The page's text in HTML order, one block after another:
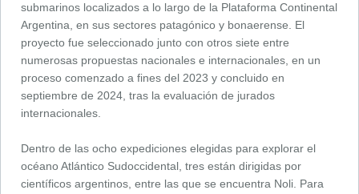
submarinos localizados a lo largo de la Plataforma Continental
Argentina, en sus sectores patagónico y bonaerense. El
proyecto fue seleccionado junto con otros siete entre
numerosas propuestas nacionales e internacionales, en un
proceso comenzado a fines del 2023 y concluido en
septiembre de 2024, tras la evaluación de jurados
internacionales.
Dentro de las ocho expediciones elegidas para explorar el
océano Atlántico Sudoccidental, tres están dirigidas por
científicos argentinos, entre las que se encuentra Noli. Para